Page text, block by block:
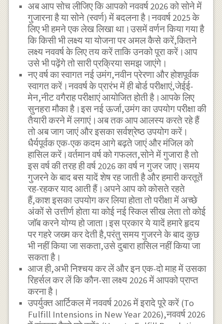
अब आप सोच लीजिए कि आपको नववर्ष 2026 को सोने में
गुजारना है या सोने (स्वर्ण) में बदलना है।नववर्ष 2025 के
लिए भी हमने एक लेख लिखा था।उसमें वर्णन किया गया है
कि किसी भी लक्ष्य या योजना पर अमल कैसे करें,कितने
लक्ष्य नववर्ष के लिए तय करें ताकि उनको पूरा करें।आप
उसे भी पढ़ेंगे तो सारी प्रक्रिया समझ जाएंगे।
नए वर्ष का स्वागत नई उमंग,नवीन प्रेरणा और होशपूर्वक
स्वागत करें।नववर्ष के प्रारंभ में ही बोर्ड परीक्षाएं,जेईई-
मेन,नीट वगैराह परीक्षाएं आयोजित होती है।आपके लिए
सुनहरा मौका है।इस नई ऊर्जा,उमंग का उपयोग परीक्षा की
तैयारी करने में लगाएं।अब तक आप आलस्य करते रहे हैं
तो अब जाग जाएं और इसका सर्वश्रेष्ठ उपयोग करें।
धैर्यपूर्वक एक-एक कदम आगे बढ़ते जाएं और मंजिल को
हासिल करें।वर्तमान वर्ष को गफलत,सोने में गुजारा है तो
इस वर्ष की तरह ही वर्ष 2026 का वर्ष न गुजर जाए।समय
गुजरने के बाद बस यादें शेष रह जाती है और हमारी करतूतें
रह-रहकर याद आती हैं।अपने आप को कोसते रहते
हैं,काश इसका उपयोग कर लिया होता तो परीक्षा में अच्छे
अंकों से उत्तीर्ण होता या कोई नई स्किल सीख लेता तो कोई
जाॅब करने योग्य हो जाता।इस प्रकार ये यादें हमारे हृदय
पर गहरे जख्म कर देती है,परंतु समय गुजरने के बाद कुछ
भी नहीं किया जा सकता,उसे दुबारा हासिल नहीं किया जा
सकता है।
आज ही,अभी निश्चय कर लें और इन एक-दो माह में उसका
रिहर्सल कर लें कि कौन-सा लक्ष्य 2026 में आपको प्राप्त
करना है।
उपर्युक्त आर्टिकल में नववर्ष 2026 में इरादे पूरे करें (To
Fulfill Intensions in New Year 2026),नववर्ष 2026